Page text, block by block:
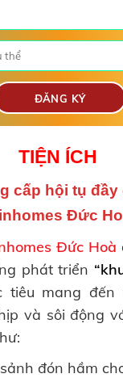
TIỆN ÍCH
cấp hội tụ đầy
Đức
Đức Hoà
phát triển
tiêu mang đến
và sôi động
đón hầm